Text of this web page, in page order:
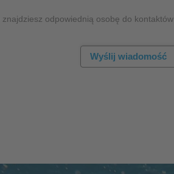
odpowiednią osobę do kontaktów
Wyślij wiadomość